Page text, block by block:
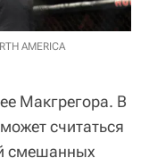
AMERICA
Макгрегора. В
считаться
смешанных